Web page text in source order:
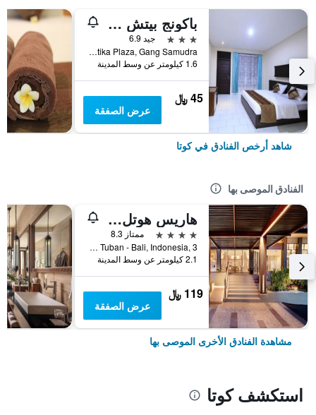
باكونج بيتش ريزورت
3 نجوم
جيد 6.9
Jalan Kartika Plaza, Gang Samudra, كوتا, إندونيسيا
1.6 كيلومتر عن وسط المدينة
45 ﷼
عرض الصفقة
شاهد أرخص الفنادق في كوتا
الفنادق الموصى بها
هاريس هوتل كوتا توبان بالي
4 نجوم
ممتاز 8.3
Jl.Dewi Sartika Tuban - Bali, Indonesia, 3, كوتا, إندونيسيا
2.1 كيلومتر عن وسط المدينة
119 ﷼
عرض الصفقة
مشاهدة الفنادق الأخرى الموصى بها
استكشف كوتا